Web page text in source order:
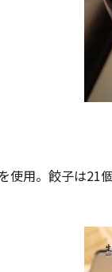
用。餃子は21個